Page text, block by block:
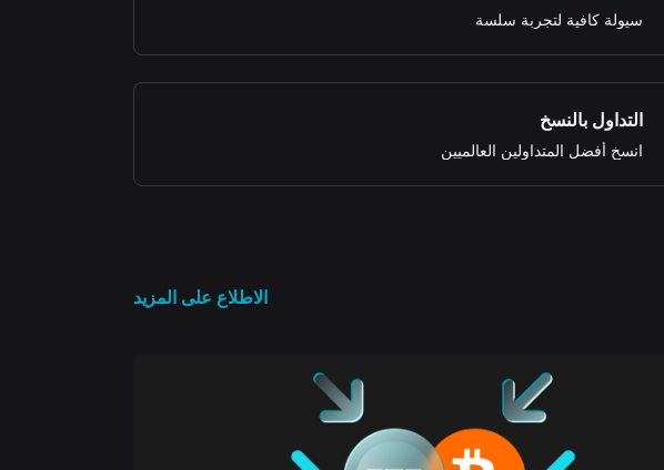
سيولة كافية لتجربة سلسة
التداول بالنسخ
انسخ أفضل المتداولين العالميين
الاطلاع على المزيد